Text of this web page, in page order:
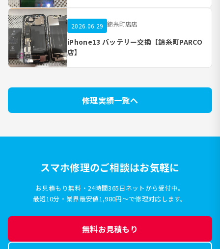
2026.06.29 錦糸町店店
iPhone13 バッテリー交換【錦糸町PARCO
店】
修理実績一覧へ
スマホ修理のご相談はお気軽に
お見積もり無料・24時間365日ネットから受付中。
最短10分・業界最安値1,980円〜で修理対応します。
無料お見積もり